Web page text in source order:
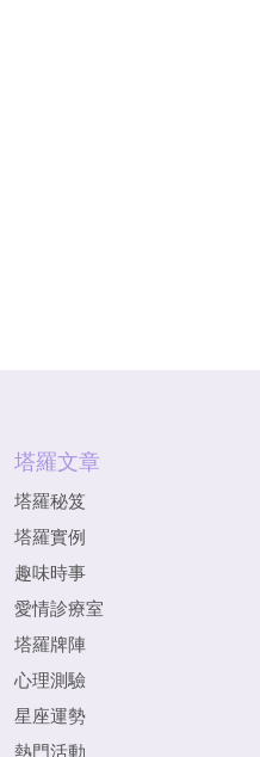
塔羅文章
塔羅秘笈
塔羅實例
趣味時事
愛情診療室
塔羅牌陣
心理測驗
星座運勢
熱門活動